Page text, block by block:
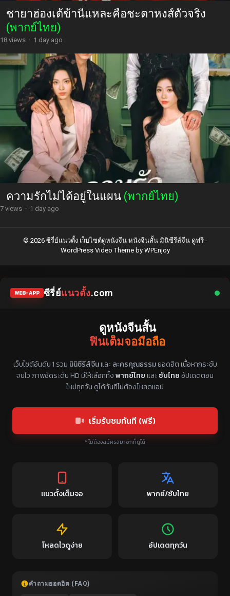
ชายาฮ่องเต้ข้านี่แหละคือชะตาหงส์ตัวจริง
(พากย์ไทย)
18 views · 1 day ago
ความรักไม่ได้อยู่ในแผน (พากย์ไทย)
7 views · 1 day ago
© 2026 ซีรี่ย์แนวตั้ง เว็บไซต์ดูหนังจีน หนังจีนสั้น มินิซีรีส์จีน ดูฟรี -
WordPress Video Themeby WPEnjoy
WEB-APP ซีรี่ย์แนวตั้ง.com
ดูหนังจีนสั้น
ฟินเต็มจอมือถือ
เว็บไซต์อันดับ 1 รวม มินิซีรีส์จีนและ ละครคุณธรรมยอดฮิต เนื้อหากระชับ
จบไว ภาพชัดระดับ HD มีให้เลือกทั้งพากย์ไทยและ ซับไทยอัปเดตตอน
ใหม่ทุกวัน ดูได้ทันทีไม่ต้องโหลดแอป
เริ่มรับชมทันที (ฟรี)
* ไม่ต้องสมัครสมาชิกก็ดูได้
แนวตั้งเต็มจอ พากย์/ซับไทย
โหลดไวดูง่าย อัปเดตทุกวัน
คำถามยอดฮิต (FAQ)